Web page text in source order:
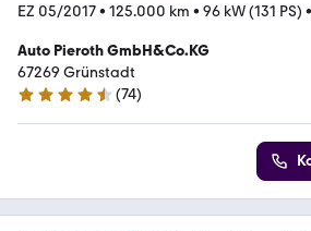
EZ 05/2017• 125.000 km • 96 kW (131 PS) •
Auto Pieroth GmbH&Co.KG
67269 Grünstadt
4.6 Sterne
(74)